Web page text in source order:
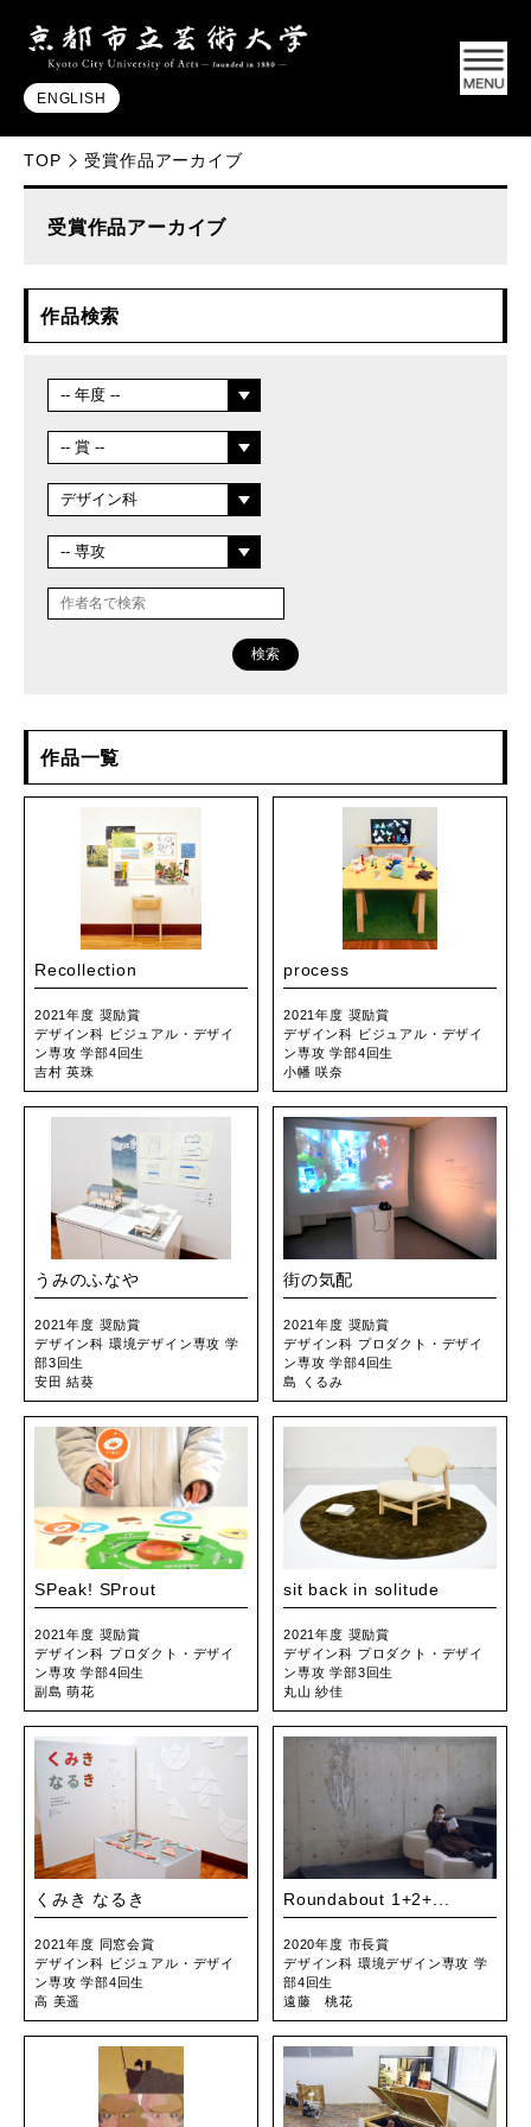
ENGLISH
TOP 受賞作品アーカイブ
受賞作品アーカイブ
作品検索
検索
作品一覧
Recollection
2021年度 奨励賞
デザイン科 ビジュアル・デザイ
ン専攻 学部4回生
吉村 英珠
process
2021年度 奨励賞
デザイン科 ビジュアル・デザイ
ン専攻 学部4回生
小幡 咲奈
うみのふなや
2021年度 奨励賞
デザイン科 環境デザイン専攻 学
部3回生
安田 結葵
街の気配
2021年度 奨励賞
デザイン科 プロダクト・デザイ
ン専攻 学部4回生
島 くるみ
SPeak! SProut
2021年度 奨励賞
デザイン科 プロダクト・デザイ
ン専攻 学部4回生
副島 萌花
sit back in solitude
2021年度 奨励賞
デザイン科 プロダクト・デザイ
ン専攻 学部3回生
丸山 紗佳
くみき なるき
2021年度 同窓会賞
デザイン科 ビジュアル・デザイ
ン専攻 学部4回生
高 美遥
Roundabout 1+2+...
2020年度 市長賞
デザイン科 環境デザイン専攻 学
部4回生
遠藤 桃花